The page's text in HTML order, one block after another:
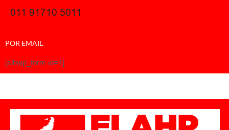
011 91710 5011
POR EMAIL
[sibwp_form id=1]